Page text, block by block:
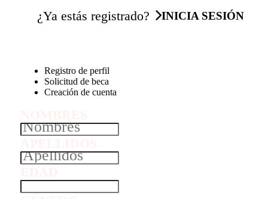
¿Ya estás registrado? INICIA SESIÓN
Registro de perfil
Solicitud de beca
Creación de cuenta